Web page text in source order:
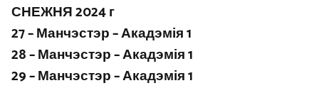
СНЕЖНЯ 2024 г
27 – Манчэстэр – Акадэмія 1
28 – Манчэстэр – Акадэмія 1
29 – Манчэстэр – Акадэмія 1